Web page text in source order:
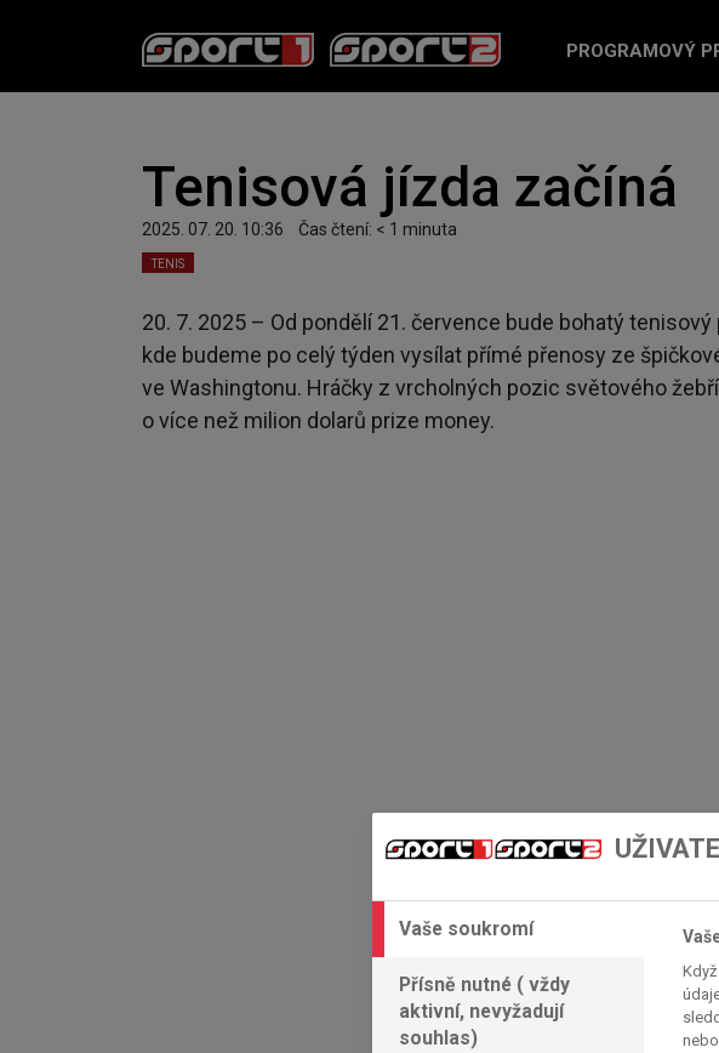
PROGRAMOVÝ
Tenisová jízda začíná
2025. 07. 20. 10:36 Čas čtení: < 1 minuta
TENIS
20. 7. 2025 – Od pondělí 21. července bude bohatý
kde budeme po celý týden vysílat přímé přenosy ze
ve Washingtonu. Hráčky z vrcholných pozic světového
o více než milion dolarů prize money.
Vaše soukromí
Přísně nutné ( vždy
aktivní, nevyžadují
souhlas)